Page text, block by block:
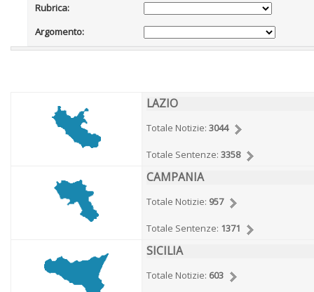
Rubrica:
Argomento:
LAZIO
Totale Notizie: 3044
Totale Sentenze: 3358
CAMPANIA
Totale Notizie: 957
Totale Sentenze: 1371
SICILIA
Totale Notizie: 603